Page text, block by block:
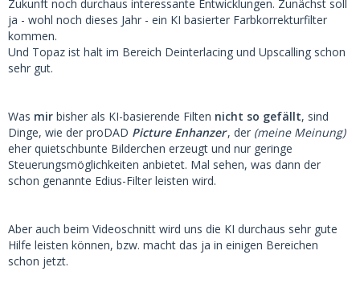
Zukunft noch durchaus interessante Entwicklungen. Zunächst soll
ja - wohl noch dieses Jahr - ein KI basierter Farbkorrekturfilter
kommen.
Und Topaz ist halt im Bereich Deinterlacing und Upscalling schon
sehr gut.
Was mir bisher als KI-basierende Filten nicht so gefällt, sind
Dinge, wie der proDAD Picture Enhanzer, der (meine Meinung)
eher quietschbunte Bilderchen erzeugt und nur geringe
Steuerungsmöglichkeiten anbietet. Mal sehen, was dann der
schon genannte Edius-Filter leisten wird.
Aber auch beim Videoschnitt wird uns die KI durchaus sehr gute
Hilfe leisten können, bzw. macht das ja in einigen Bereichen
schon jetzt.